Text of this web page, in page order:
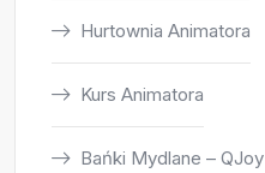
Hurtownia Animatora
Kurs Animatora
Bańki Mydlane – QJoy